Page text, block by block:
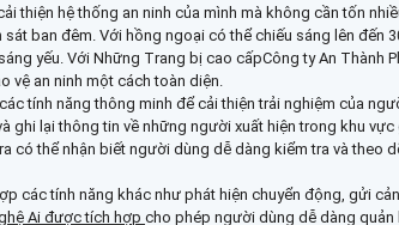
thiện hệ thống an ninh của mình mà không cần tốn
ban đêm. Với hồng ngoại có thể chiếu sáng lên đến
yếu. Với Những Trang bị cao cấpCông ty An Thành
vệ an ninh một cách toàn diện.
tính năng thông minh để cải thiện trải nghiệm của
ghi lại thông tin về những người xuất hiện trong khu
có thể nhận biết người dùng dễ dàng kiểm tra và theo
các tính năng khác như phát hiện chuyển động, gửi
Ai được tích hợp cho phép người dùng dễ dàng quản